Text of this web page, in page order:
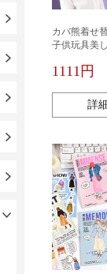
カバ熊着せ
子供玩具美
1111円
詳